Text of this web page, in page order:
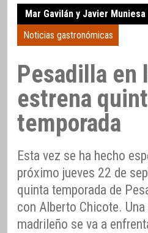
Mar Gavilán y Javier Muniesa
Noticias gastronómicas
Pesadilla en
estrena
temporada
Esta vez se ha hecho
próximo jueves 22 de
quinta temporada de
con Alberto Chicote.
madrileño se va a